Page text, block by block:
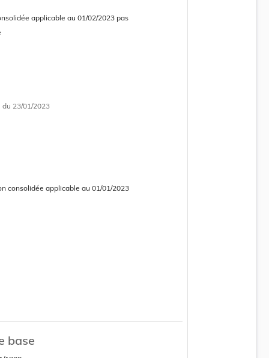
applicable au 01/02/2023 pas
du 23/01/2023
consolidée obsolète
consolidée applicable au 01/01/2023
obsolète
consolidée applicable au 01/10/2022
base